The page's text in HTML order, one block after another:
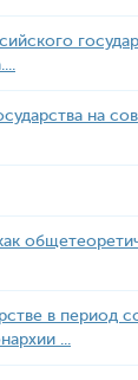
на
в период
...